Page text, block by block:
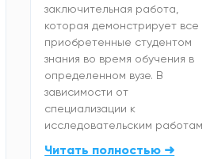
заключительная работа,
которая демонстрирует все
приобретенные студентом
знания во время обучения в
определенном вузе. В
зависимости от
специализации к
исследовательским работам
Читать полностью ➜